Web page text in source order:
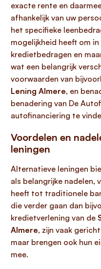
exacte rente en
afhankelijk van uw
het specifieke
mogelijkheid heeft om
kredietbedragen en
wat een belangrijk
voorwaarden van
Lening Almere, en
benadering van De
autofinanciering te
Voordelen en
leningen
Alternatieve leningen
als belangrijke nadelen,
heeft tot traditionele
die verder gaan dan
kredietverlening van de
Almere, zijn vaak
maar brengen ook hun
mee.